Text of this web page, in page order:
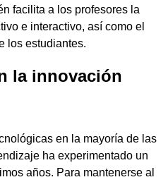
facilita a los profesores la
e interactivo, así como el
los estudiantes.
la innovación
en la mayoría de las
ha experimentado un
años. Para mantenerse al